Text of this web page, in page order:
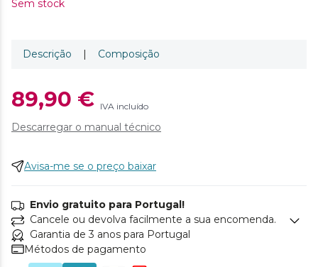
Sem stock
Descrição | Composição
89,90 € IVA incluído
Descarregar o manual técnico
Avisa-me se o preço baixar
Envio gratuito para Portugal!
Cancele ou devolva facilmente a sua encomenda.
Garantia de 3 anos para Portugal
Métodos de pagamento